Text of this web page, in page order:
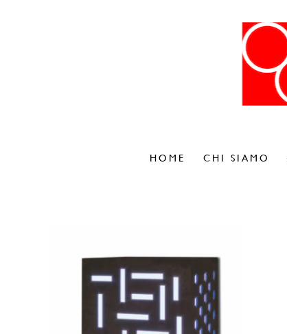
HOME CHI SIAMO